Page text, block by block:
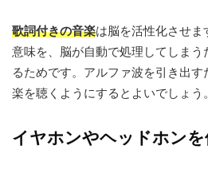
歌詞付きの音楽は脳を活性化させ
意味を、脳が自動で処理してしまう
るためです。アルファ波を引き出
楽を聴くようにするとよいでしょう。
イヤホンやヘッドホン